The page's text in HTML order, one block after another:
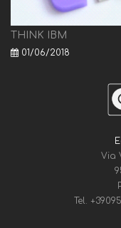
THINK IBM
01/06/2018
Via
Tel.